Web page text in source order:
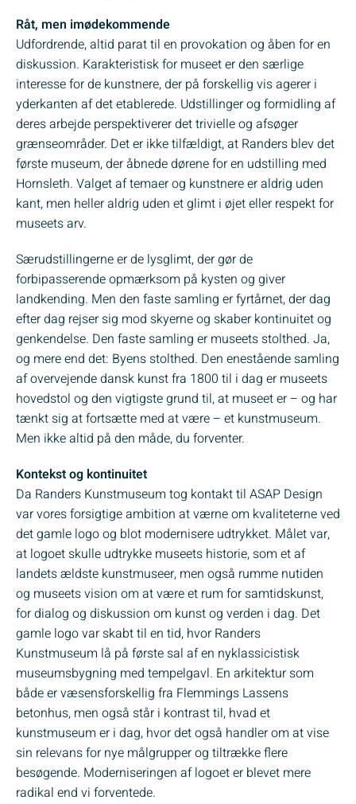
Råt, men imødekommende
Udfordrende, altid parat til en provokation og åben for en
diskussion. Karakteristisk for museet er den særlige
interesse for de kunstnere, der på forskellig vis agerer i
yderkanten af det etablerede. Udstillinger og formidling af
deres arbejde perspektiverer det trivielle og afsøger
grænseområder. Det er ikke tilfældigt, at Randers blev det
første museum, der åbnede dørene for en udstilling med
Hornsleth. Valget af temaer og kunstnere er aldrig uden
kant, men heller aldrig uden et glimt i øjet eller respekt for
museets arv.
Særudstillingerne er de lysglimt, der gør de
forbipasserende opmærksom på kysten og giver
landkending. Men den faste samling er fyrtårnet, der dag
efter dag rejser sig mod skyerne og skaber kontinuitet og
genkendelse. Den faste samling er museets stolthed. Ja,
og mere end det: Byens stolthed. Den enestående samling
af overvejende dansk kunst fra 1800 til i dag er museets
hovedstol og den vigtigste grund til, at museet er – og har
tænkt sig at fortsætte med at være – et kunstmuseum.
Men ikke altid på den måde, du forventer.
Kontekst og kontinuitet
Da Randers Kunstmuseum tog kontakt til ASAP Design
var vores forsigtige ambition at værne om kvaliteterne ved
det gamle logo og blot modernisere udtrykket. Målet var,
at logoet skulle udtrykke museets historie, som et af
landets ældste kunstmuseer, men også rumme nutiden
og museets vision om at være et rum for samtidskunst,
for dialog og diskussion om kunst og verden i dag. Det
gamle logo var skabt til en tid, hvor Randers
Kunstmuseum lå på første sal af en nyklassicistisk
museumsbygning med tempelgavl. En arkitektur som
både er væsensforskellig fra Flemmings Lassens
betonhus, men også står i kontrast til, hvad et
kunstmuseum er i dag, hvor det også handler om at vise
sin relevans for nye målgrupper og tiltrække flere
besøgende. Moderniseringen af logoet er blevet mere
radikal end vi forventede.